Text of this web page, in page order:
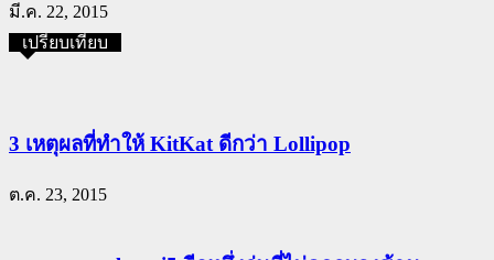
มี.ค. 22, 2015
เปรียบเทียบ
3 เหตุผลที่ทำให้ KitKat ดีกว่า Lollipop
ต.ค. 23, 2015